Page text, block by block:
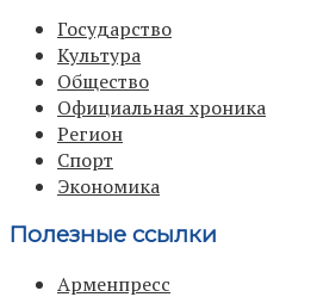
Государство
Культура
Общество
Официальная хроника
Регион
Спорт
Экономика
Полезные ссылки
Арменпресс